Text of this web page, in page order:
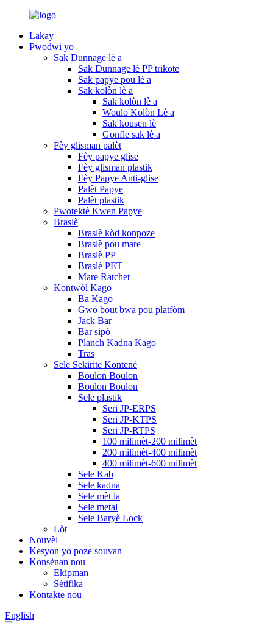
Lakay
Pwodwi yo
Sak Dunnage lè a
Sak Dunnage lè PP trikote
Sak papye pou lè a
Sak kolòn lè a
Sak kolòn lè a
Woulo Kolòn Lè a
Sak kousen lè
Gonfle sak lè a
Fèy glisman palèt
Fèy papye glise
Fèy glisman plastik
Fèy Papye Anti-glise
Palèt Papye
Palèt plastik
Pwotektè Kwen Papye
Braslè
Braslè kòd konpoze
Braslè pou mare
Braslè PP
Braslè PET
Mare Ratchet
Kontwòl Kago
Ba Kago
Gwo bout bwa pou platfòm
Jack Bar
Bar sipò
Planch Kadna Kago
Tras
Sele Sekirite Kontenè
Boulon Boulon
Boulon Boulon
Sele plastik
Seri JP-ERPS
Seri JP-KTPS
Seri JP-RTPS
100 milimèt-200 milimèt
200 milimèt-400 milimèt
400 milimèt-600 milimèt
Sele Kab
Sele kadna
Sele mèt la
Sele metal
Sele Baryè Lock
Lòt
Nouvèl
Kesyon yo poze souvan
Konsènan nou
Ekipman
Sètifika
Kontakte nou
English